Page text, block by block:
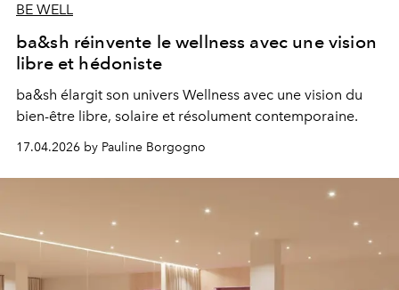
BE WELL
ba&sh réinvente le wellness avec une vision
libre et hédoniste
ba&sh élargit son univers Wellness avec une vision du
bien-être libre, solaire et résolument contemporaine.
17.04.2026 by Pauline Borgogno